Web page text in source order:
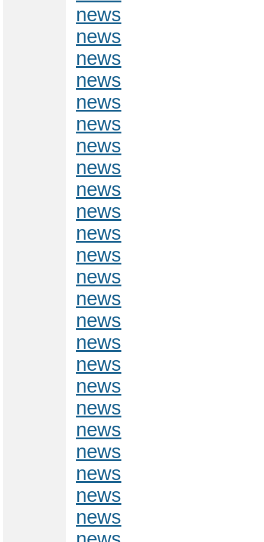
news
news
news
news
news
news
news
news
news
news
news
news
news
news
news
news
news
news
news
news
news
news
news
news